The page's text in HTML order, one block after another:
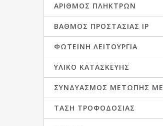
ΑΡΙΘΜΌΣ ΠΛΉΚΤΡΩΝ
ΒΑΘΜΌΣ ΠΡΟΣΤΑΣΊΑΣ IP
ΦΩΤΕΙΝΉ ΛΕΙΤΟΥΡΓΊΑ
ΥΛΙΚΌ ΚΑΤΑΣΚΕΥΉΣ
ΣΥΝΔΥΑΣΜΌΣ ΜΕΤΏΠΗΣ ΜΕ
ΤΆΣΗ ΤΡΟΦΟΔΟΣΊΑΣ